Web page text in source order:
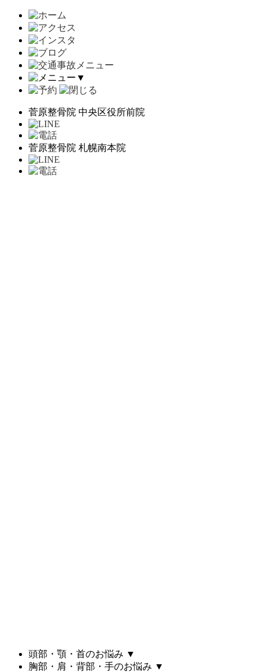
▼
菅原整骨院 中央区役所前院
菅原整骨院 札幌南本院
頭部・顎・首のお悩み ▼
胸部・肩・背部・手のお悩み ▼